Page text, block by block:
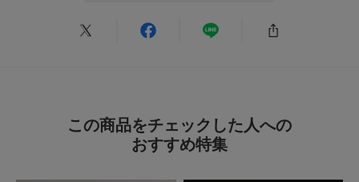
この商品をチェックした人への
おすすめ特集